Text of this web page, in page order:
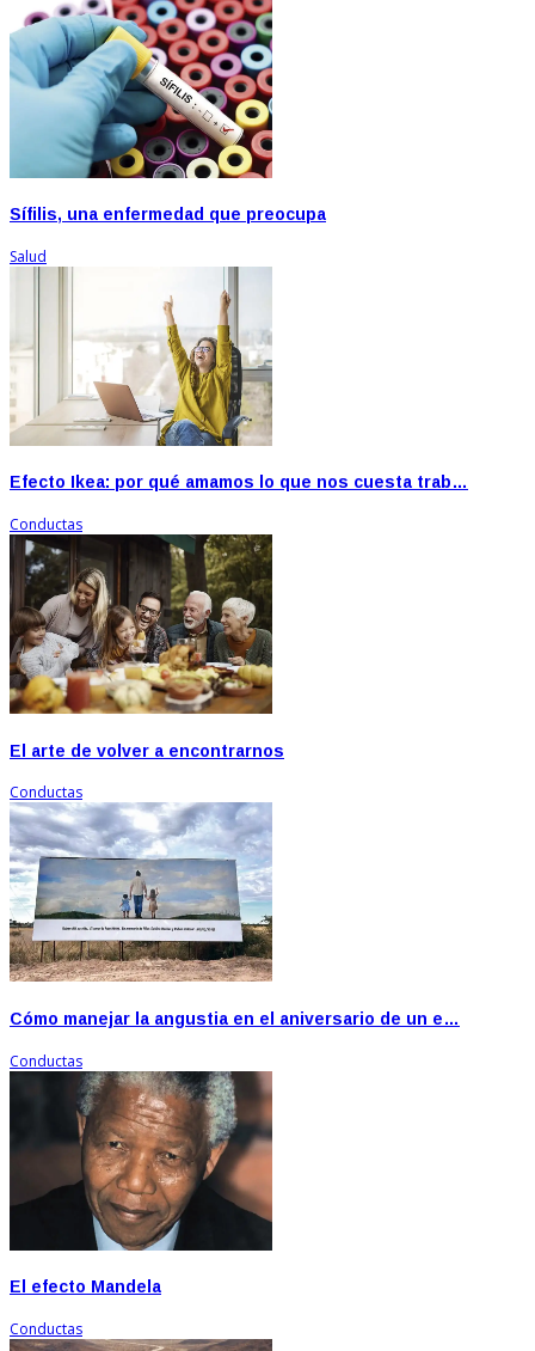
Sífilis, una enfermedad que preocupa
Salud
Efecto Ikea: por qué amamos lo que nos cuesta trab…
Conductas
El arte de volver a encontrarnos
Conductas
Cómo manejar la angustia en el aniversario de un e…
Conductas
El efecto Mandela
Conductas